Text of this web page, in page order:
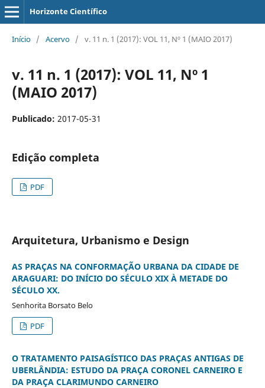
Horizonte Científico
Início / Acervo / v. 11 n. 1 (2017): VOL 11, Nº 1 (MAIO 2017)
v. 11 n. 1 (2017): VOL 11, Nº 1
(MAIO 2017)
Publicado: 2017-05-31
Edição completa
PDF
Arquitetura, Urbanismo e Design
AS PRAÇAS NA CONFORMAÇÃO URBANA DA CIDADE DE
ARAGUARI: DO INÍCIO DO SÉCULO XIX À METADE DO
SÉCULO XX.
Senhorita Borsato Belo
PDF
O TRATAMENTO PAISAGÍSTICO DAS PRAÇAS ANTIGAS DE
UBERLÂNDIA: ESTUDO DA PRAÇA CORONEL CARNEIRO E
DA PRAÇA CLARIMUNDO CARNEIRO